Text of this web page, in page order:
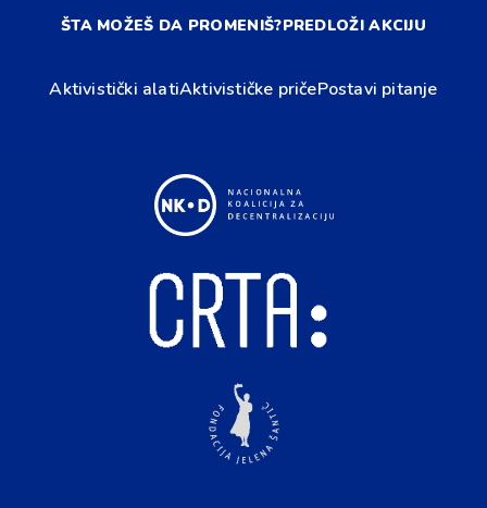
ŠTA MOŽEŠ DA PROMENIŠ?PREDLOŽI AKCIJU
Aktivistički alatiAktivističke pričePostavi pitanje